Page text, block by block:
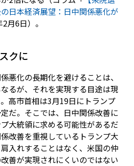
日本経済展望：日中関係悪化が
月6日）。
クに
悪化の長期化を避けることは、
るが、それを実現する目途は現
高市首相は3月19日にトランプ
だ。そこでは、日中関係改善に
大統領に求める可能性があるだ
改善を重視しているトランプ大
入れすることはなく、米国の仲
善が実現されにくいのではない